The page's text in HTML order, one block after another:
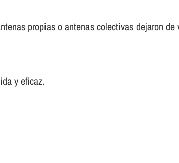
propias o antenas colectivas dejaron de
y eficaz.